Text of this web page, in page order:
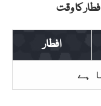
کا وقت
افطار